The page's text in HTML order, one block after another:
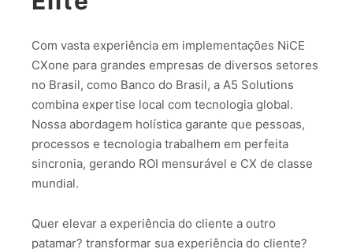
Com vasta experiência em implementações NiCE
CXone para grandes empresas de diversos setores
no Brasil, como Banco do Brasil, a A5 Solutions
combina expertise local com tecnologia global.
Nossa abordagem holística garante que pessoas,
processos e tecnologia trabalhem em perfeita
sincronia, gerando ROI mensurável e CX de classe
mundial.
Quer elevar a experiência do cliente a outro
patamar? transformar sua experiência do cliente?